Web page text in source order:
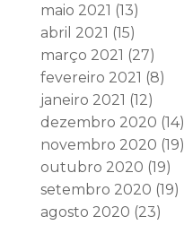
maio 2021 (13)
abril 2021 (15)
março 2021 (27)
fevereiro 2021 (8)
janeiro 2021 (12)
dezembro 2020 (14)
novembro 2020 (19)
outubro 2020 (19)
setembro 2020 (19)
agosto 2020 (23)